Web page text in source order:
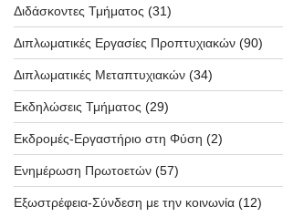
Διδάσκοντες Τμήματος (31)
Διπλωματικές Εργασίες Προπτυχιακών (90)
Διπλωματικές Μεταπτυχιακών (34)
Εκδηλώσεις Τμήματος (29)
Εκδρομές-Εργαστήριο στη Φύση (2)
Ενημέρωση Πρωτοετών (57)
Εξωστρέφεια-Σύνδεση με την κοινωνία (12)